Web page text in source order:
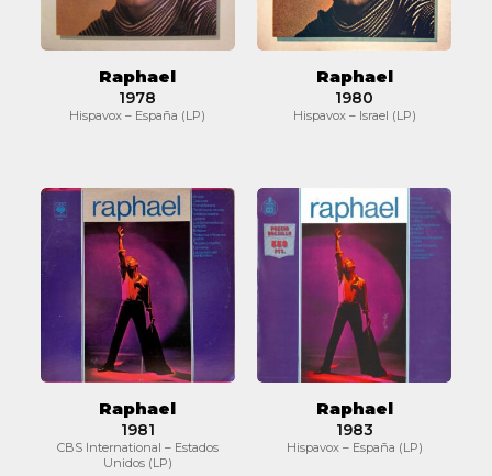
Raphael
1978
Hispavox – España (LP)
Raphael
1980
Hispavox – Israel (LP)
Raphael
Raphael
1981
CBS International – Estados
Unidos (LP)
Raphael
Raphael
1983
Hispavox – España (LP)